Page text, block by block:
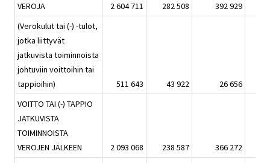
VEROJA
2 604 711 282 508
392 929
(Verokulut tai (-) -tulot,
jotka liittyvät
jatkuvista toiminnoista
johtuviin voittoihin tai
tappioihin)
511 643 43 922
26 656
VOITTO TAI (-) TAPPIO
JATKUVISTA
TOIMINNOISTA
VEROJEN JÄLKEEN
2 093 068 238 587
366 272